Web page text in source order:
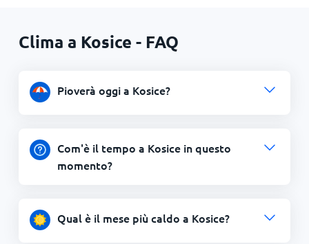
Clima a Kosice - FAQ
Pioverà oggi a Kosice?
Com'è il tempo a Kosice in questo
momento?
Qual è il mese più caldo a Kosice?